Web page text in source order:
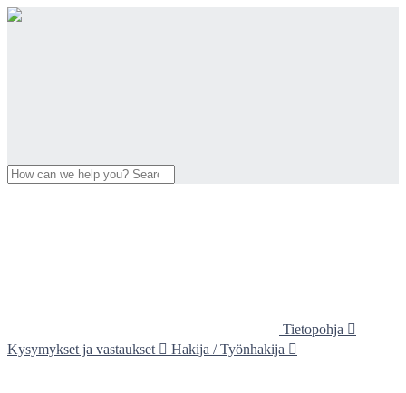
Tietopohja 
Kysymykset ja vastaukset  Hakija / Työnhakija 